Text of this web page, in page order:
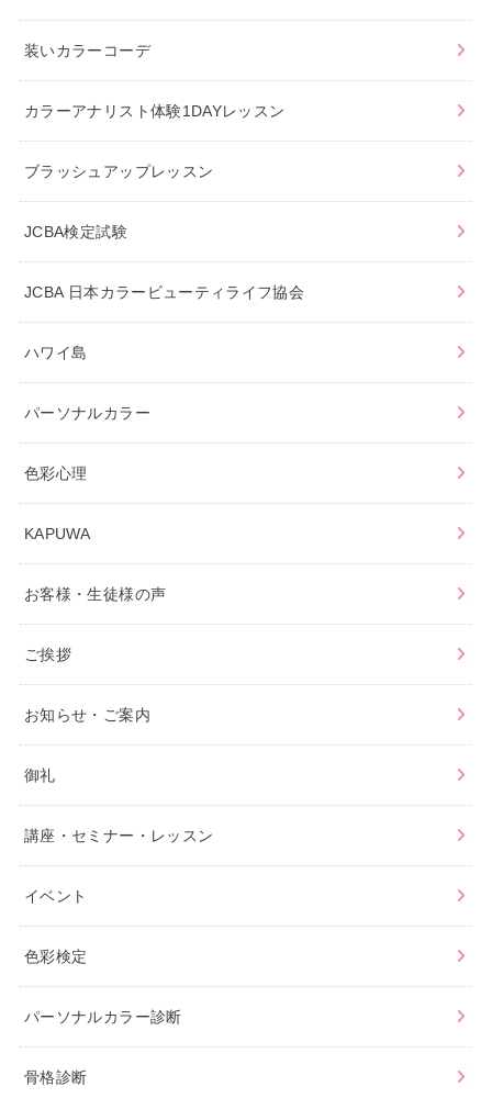
装いカラーコーデ
カラーアナリスト体験1DAYレッスン
ブラッシュアップレッスン
JCBA検定試験
JCBA 日本カラービューティライフ協会
ハワイ島
パーソナルカラー
色彩心理
KAPUWA
お客様・生徒様の声
ご挨拶
お知らせ・ご案内
御礼
講座・セミナー・レッスン
イベント
色彩検定
パーソナルカラー診断
骨格診断